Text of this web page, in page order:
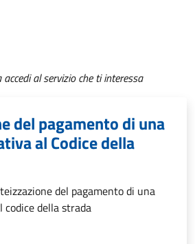
al servizio che ti interessa
del pagamento di una
al Codice della
del pagamento di una
della strada